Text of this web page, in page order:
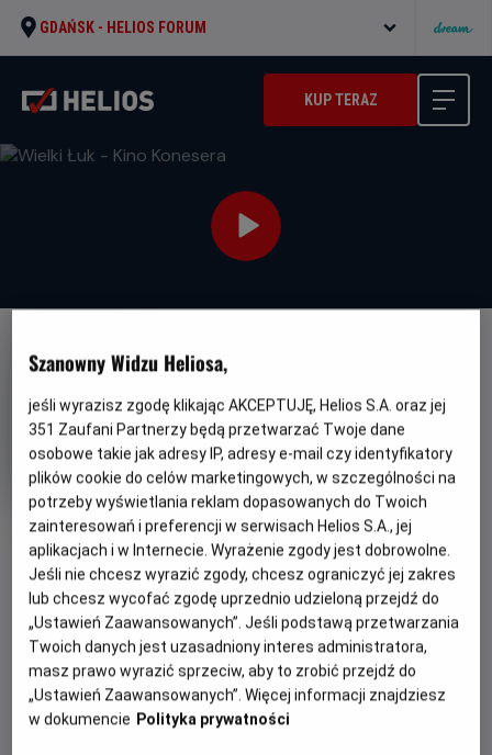
GDAŃSK - HELIOS FORUM
KUP TERAZ
OBSERWUJ
Wielki Łuk - Kino Konesera
Oryginalny
tytuł
L'inconnu de la Grande Arche
Gatunek
Komediodramat
Minimalny
wiek
Od 15 lat
Czas
trwania
114 min
REŻYSERIA
Stéphane Demoustier
SCENARIUSZ
Stéphane Demoustier
OBSADA
Sidse Babett Knudsen, Claes Bang, Xavier Dolan, Swann
Arlaud, Michel Fau
WIĘCEJ SZCZEGÓŁÓW
OPIS WYDARZENIA
Poruszająca i pełna humoru prawdziwa historia z
gwiazdorską obsadą.
Szanowny Widzu Heliosa,
jeśli wyrazisz zgodę klikając AKCEPTUJĘ, Helios S.A. oraz jej
351 Zaufani Partnerzy będą przetwarzać Twoje dane
osobowe takie jak adresy IP, adresy e-mail czy identyfikatory
plików cookie do celów marketingowych, w szczególności na
potrzeby wyświetlania reklam dopasowanych do Twoich
zainteresowań i preferencji w serwisach Helios S.A., jej
aplikacjach i w Internecie. Wyrażenie zgody jest dobrowolne.
Jeśli nie chcesz wyrazić zgody, chcesz ograniczyć jej zakres
lub chcesz wycofać zgodę uprzednio udzieloną przejdź do
„Ustawień Zaawansowanych”. Jeśli podstawą przetwarzania
Twoich danych jest uzasadniony interes administratora,
masz prawo wyrazić sprzeciw, aby to zrobić przejdź do
„Ustawień Zaawansowanych”. Więcej informacji znajdziesz
w dokumencie Polityka prywatności